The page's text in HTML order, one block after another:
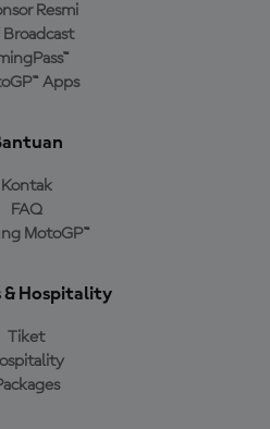
Resmi
Broadcast
Apps
Kontak
FAQ
MotoGP™
& Hospitality
Tiket